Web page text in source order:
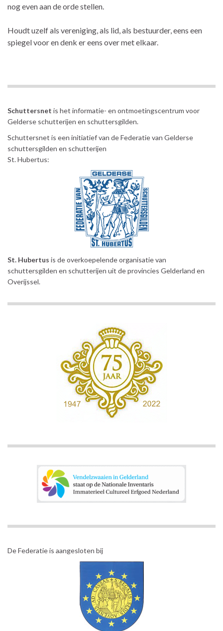
nog even aan de orde stellen.
Houdt uzelf als vereniging, als lid, als bestuurder, eens een
spiegel voor en denk er eens over met elkaar.
Schuttersnet is het informatie- en ontmoetingscentrum voor
Gelderse schutterijen en schuttersgilden.
Schuttersnet is een initiatief van de Federatie van Gelderse
schuttersgilden en schutterijen
St. Hubertus:
St. Hubertus is de overkoepelende organisatie van
schuttersgilden en schutterijen uit de provincies Gelderland en
Overijssel.
De Federatie is aangesloten bij